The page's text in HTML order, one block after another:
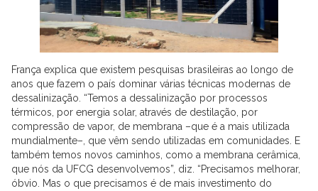
França explica que existem pesquisas brasileiras ao longo de
anos que fazem o país dominar várias técnicas modernas de
dessalinização. “Temos a dessalinização por processos
térmicos, por energia solar, através de destilação, por
compressão de vapor, de membrana –que é a mais utilizada
mundialmente–, que vêm sendo utilizadas em comunidades. E
também temos novos caminhos, como a membrana cerâmica,
que nós da UFCG desenvolvemos”, diz. “Precisamos melhorar,
óbvio. Mas o que precisamos é de mais investimento do